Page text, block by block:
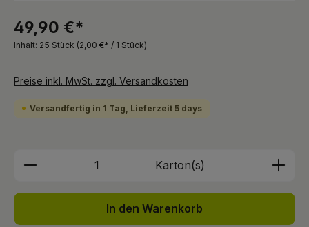
49,90 €*
Inhalt: 25 Stück (2,00 €* / 1 Stück)
Preise inkl. MwSt. zzgl. Versandkosten
Versandfertig in 1 Tag, Lieferzeit 5 days
Produkt Anzahl: Gib den
Karton(s)
In den Warenkorb